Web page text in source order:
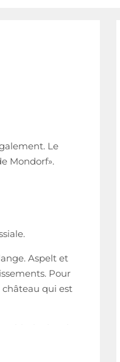
Le
Mondorf».
Aspelt et
Pour
château qui est
le dart, le
fitness et le